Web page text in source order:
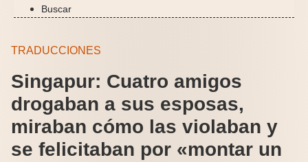
Buscar
TRADUCCIONES
Singapur: Cuatro amigos
drogaban a sus esposas,
miraban cómo las violaban y
se felicitaban por «montar un